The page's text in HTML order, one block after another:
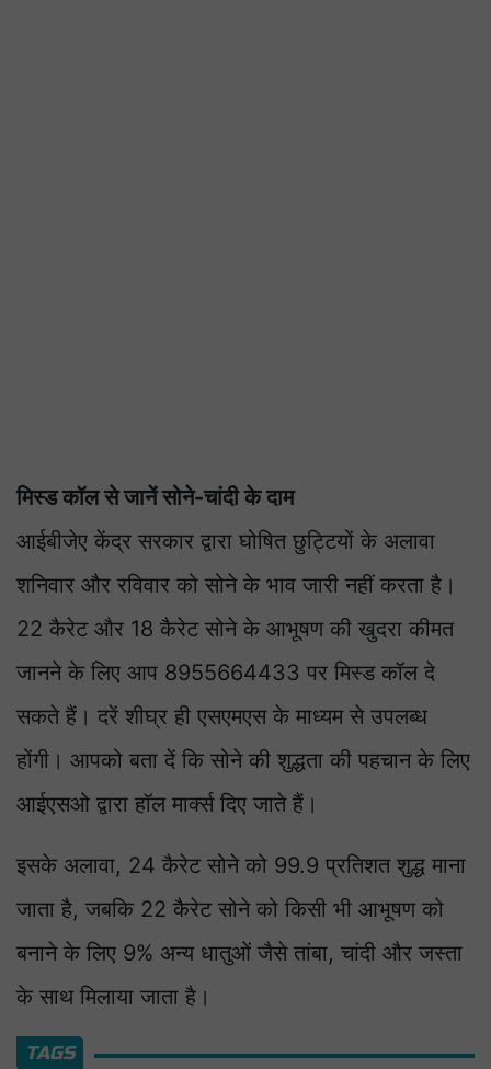
मिस्ड कॉल से जानें सोने-चांदी के दाम
आईबीजेए केंद्र सरकार द्वारा घोषित छुट्टियों के अलावा
शनिवार और रविवार को सोने के भाव जारी नहीं करता है।
22 कैरेट और 18 कैरेट सोने के आभूषण की खुदरा कीमत
जानने के लिए आप 8955664433 पर मिस्ड कॉल दे
सकते हैं। दरें शीघ्र ही एसएमएस के माध्यम से उपलब्ध
होंगी। आपको बता दें कि सोने की शुद्धता की पहचान के लिए
आईएसओ द्वारा हॉल मार्क्स दिए जाते हैं।
इसके अलावा, 24 कैरेट सोने को 99.9 प्रतिशत शुद्ध माना
जाता है, जबकि 22 कैरेट सोने को किसी भी आभूषण को
बनाने के लिए 9% अन्य धातुओं जैसे तांबा, चांदी और जस्ता
के साथ मिलाया जाता है।
TAGS